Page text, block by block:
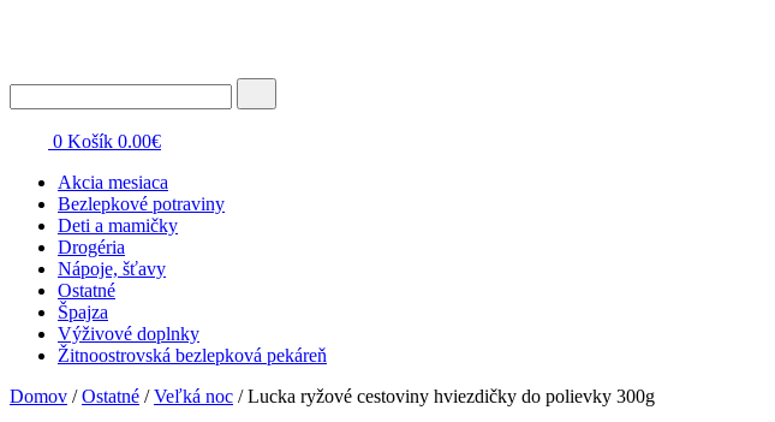
0 Košík 0.00€
Akcia mesiaca
Bezlepkové potraviny
Deti a mamičky
Drogéria
Nápoje, šťavy
Ostatné
Špajza
Výživové doplnky
Žitnoostrovská bezlepková pekáreň
Domov /Ostatné /Veľká noc / Lucka ryžové cestoviny hviezdičky do polievky 300g